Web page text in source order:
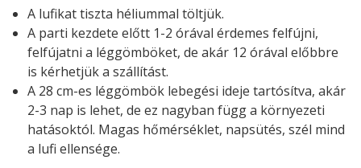
A lufikat tiszta héliummal töltjük.
A parti kezdete előtt 1-2 órával érdemes felfújni,
felfújatni a léggömböket, de akár 12 órával előbbre
is kérhetjük a szállítást.
A 28 cm-es léggömbök lebegési ideje tartósítva, akár
2-3 nap is lehet, de ez nagyban függ a környezeti
hatásoktól. Magas hőmérséklet, napsütés, szél mind
a lufi ellensége.